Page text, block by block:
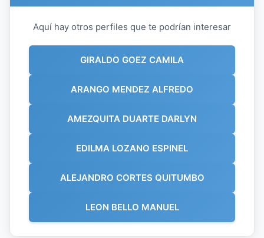
Aquí hay otros perfiles que te podrían interesar
GIRALDO GOEZ CAMILA
ARANGO MENDEZ ALFREDO
AMEZQUITA DUARTE DARLYN
EDILMA LOZANO ESPINEL
ALEJANDRO CORTES QUITUMBO
LEON BELLO MANUEL